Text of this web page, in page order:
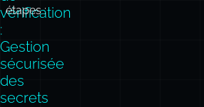
vérification
:
Gestion
sécurisée
des
secrets
étapes :